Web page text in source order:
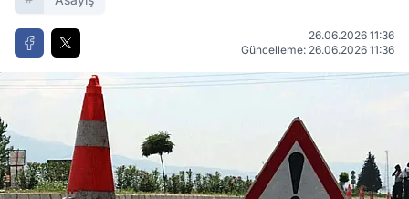
26.06.2026 11:36
Güncelleme: 26.06.2026 11:36